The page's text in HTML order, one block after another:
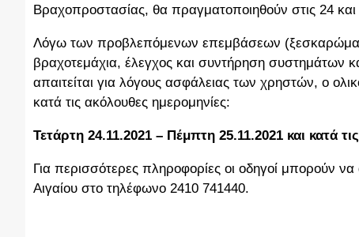
Βραχοπροστασίας, θα πραγματοποιηθούν στις 24
Λόγω των προβλεπόμενων επεμβάσεων
βραχοτεμάχια, έλεγχος και συντήρηση
απαιτείται για λόγους ασφάλειας των χρηστών, ο
κατά τις ακόλουθες ημερομηνίες:
Τετάρτη 24.11.2021 – Πέμπτη 25.11.2021 και κατά
Για περισσότερες πληροφορίες οι οδηγοί μπορούν
Αιγαίου στο τηλέφωνο 2410 741440.